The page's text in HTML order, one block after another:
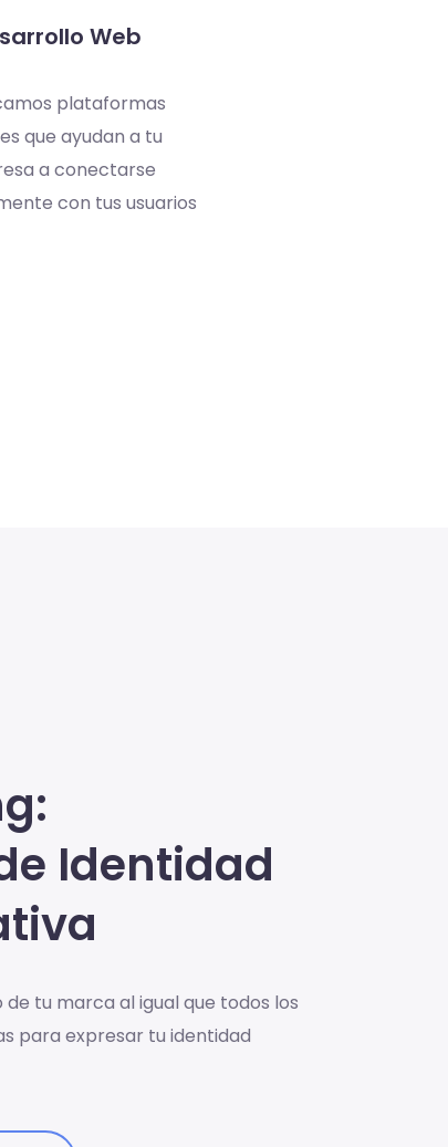
Web
plataformas
que ayudan a tu
a conectarse
con tus usuarios
Identidad
tu marca al igual que todos los
para expresar tu identidad